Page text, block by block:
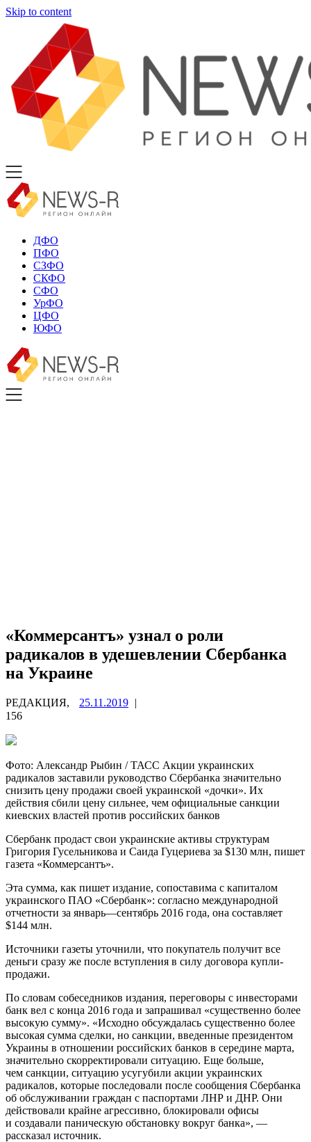
Skip to content
ДФО
ПФО
СЗФО
СКФО
СФО
УрФО
ЦФО
ЮФО
«Коммерсантъ» узнал о роли
радикалов в удешевлении Сбербанка
на Украине
РЕДАКЦИЯ, 25.11.2019 |
156
Фото: Александр Рыбин / ТАСС Акции украинских
радикалов заставили руководство Сбербанка значительно
снизить цену продажи своей украинской «дочки». Их
действия сбили цену сильнее, чем официальные санкции
киевских властей против российских банков
Сбербанк продаст свои украинские активы структурам
Григория Гусельникова и Саида Гуцериева за $130 млн, пишет
газета «Коммерсантъ».
Эта сумма, как пишет издание, сопоставима с капиталом
украинского ПАО «Сбербанк»: согласно международной
отчетности за январь—сентябрь 2016 года, она составляет
$144 млн.
Источники газеты уточнили, что покупатель получит все
деньги сразу же после вступления в силу договора купли-
продажи.
По словам собеседников издания, переговоры с инвесторами
банк вел с конца 2016 года и запрашивал «существенно более
высокую сумму». «Исходно обсуждалась существенно более
высокая сумма сделки, но санкции, введенные президентом
Украины в отношении российских банков в середине марта,
значительно скорректировали ситуацию. Еще больше,
чем санкции, ситуацию усугубили акции украинских
радикалов, которые последовали после сообщения Сбербанка
об обслуживании граждан с паспортами ЛНР и ДНР. Они
действовали крайне агрессивно, блокировали офисы
и создавали паническую обстановку вокруг банка», —
рассказал источник.